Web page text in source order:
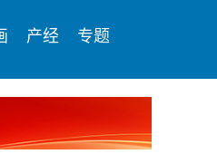
产经 专题